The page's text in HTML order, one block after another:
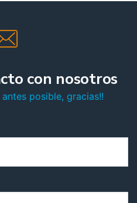
con nosotros
posible, gracias!!